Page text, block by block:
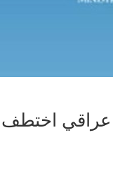
عراقي